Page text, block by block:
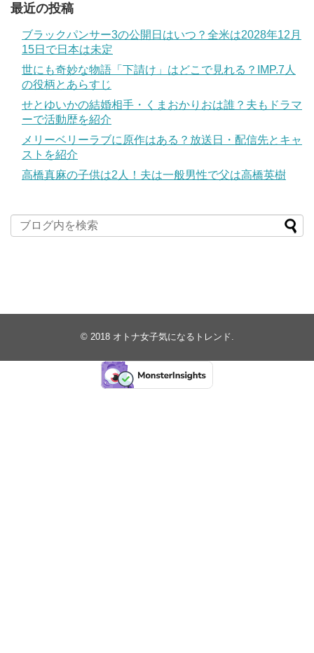
最近の投稿
ブラックパンサー3の公開日はいつ？全米は2028年12月
15日で日本は未定
世にも奇妙な物語「下請け」はどこで見れる？IMP.7人
の役柄とあらすじ
せとゆいかの結婚相手・くまおかりおは誰？夫もドラマ
ーで活動歴を紹介
メリーベリーラブに原作はある？放送日・配信先とキャ
ストを紹介
高橋真麻の子供は2人！夫は一般男性で父は高橋英樹
© 2018 オトナ女子気になるトレンド.